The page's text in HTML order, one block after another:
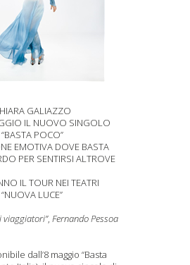
GALIAZZO
IL NUOVO SINGOLO
“BASTA POCO”
EMOTIVA DOVE BASTA
PER SENTIRSI ALTROVE
IL TOUR NEI TEATRI
“NUOVA LUCE”
viaggiatori”,Fernando Pessoa
dall’8 maggio “Basta